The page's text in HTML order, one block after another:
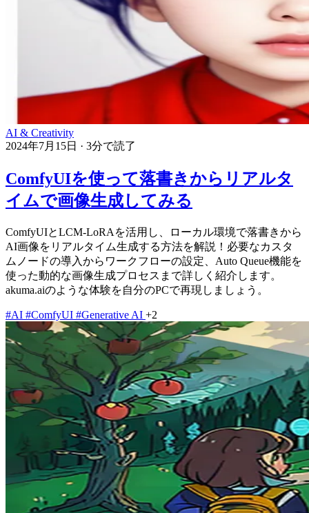
AI & Creativity
2024年7月15日 · 3分で読了
ComfyUIを使って落書きからリアルタ
イムで画像生成してみる
ComfyUIとLCM-LoRAを活用し、ローカル環境で落書きから
AI画像をリアルタイム生成する方法を解説！必要なカスタ
ムノードの導入からワークフローの設定、Auto Queue機能を
使った動的な画像生成プロセスまで詳しく紹介します。
akuma.aiのような体験を自分のPCで再現しましょう。
#AI #ComfyUI #Generative AI +2